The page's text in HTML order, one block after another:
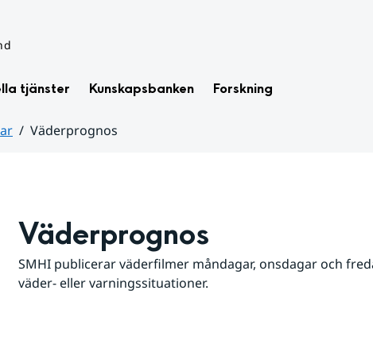
tjänster Kunskapsbanken Forskning
Väderprognos
Väderprognos
SMHI publicerar väderfilmer måndagar, onsdagar och
väder- eller varningssituationer.